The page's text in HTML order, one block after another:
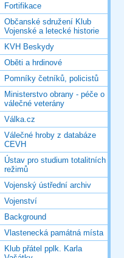
Fortifikace
Občanské sdružení Klub
Vojenské a letecké historie
KVH Beskydy
Oběti a hrdinové
Pomníky četníků, policistů
Ministerstvo obrany - péče o
válečné veterány
Válka.cz
Válečné hroby z databáze
CEVH
Ústav pro studium totalitních
režimů
Vojenský ústřední archiv
Vojenství
Background
Vlastenecká památná místa
Klub přátel pplk. Karla